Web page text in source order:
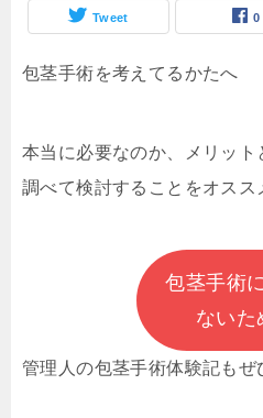
Tweet 0
包茎手術を考えてるかたへ
本当に必要なのか、メリット
調べて検討することをオスス
包茎手術
ないた
管理人の包茎手術体験記もぜ